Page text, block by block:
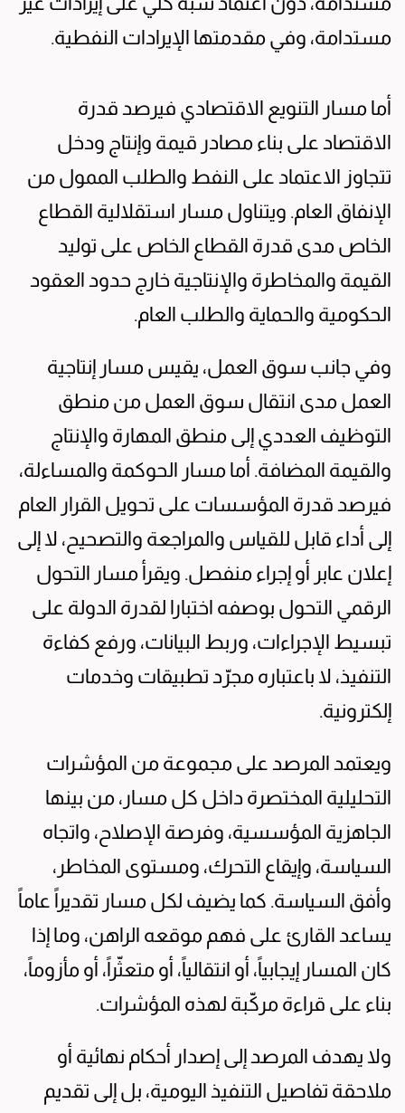
مستدامة، وفي مقدمتها الإيرادات النفطية.
أما مسار التنويع الاقتصادي فيرصد قدرة
الاقتصاد على بناء مصادر قيمة وإنتاج ودخل
تتجاوز الاعتماد على النفط والطلب الممول من
الإنفاق العام. ويتناول مسار استقلالية القطاع
الخاص مدى قدرة القطاع الخاص على توليد
القيمة والمخاطرة والإنتاجية خارج حدود العقود
الحكومية والحماية والطلب العام.
وفي جانب سوق العمل، يقيس مسار إنتاجية
العمل مدى انتقال سوق العمل من منطق
التوظيف العددي إلى منطق المهارة والإنتاج
والقيمة المضافة. أما مسار الحوكمة والمساءلة،
فيرصد قدرة المؤسسات على تحويل القرار العام
إلى أداء قابل للقياس والمراجعة والتصحيح، لا إلى
إعلان عابر أو إجراء منفصل. ويقرأ مسار التحول
الرقمي التحول بوصفه اختبارا لقدرة الدولة على
تبسيط الإجراءات، وربط البيانات، ورفع كفاءة
التنفيذ، لا باعتباره مجرّد تطبيقات وخدمات
إلكترونية.
ويعتمد المرصد على مجموعة من المؤشرات
التحليلية المختصرة داخل كل مسار، من بينها
الجاهزية المؤسسية، وفرصة الإصلاح، واتجاه
السياسة، وإيقاع التحرك، ومستوى المخاطر،
وأفق السياسة. كما يضيف لكل مسار تقديراً عاماً
يساعد القارئ على فهم موقعه الراهن، وما إذا
كان المسار إيجابياً، أو انتقالياً، أو متعثّراً، أو مأزوماً،
بناء على قراءة مركّبة لهذه المؤشرات.
ولا يهدف المرصد إلى إصدار أحكام نهائية أو
ملاحقة تفاصيل التنفيذ اليومية، بل إلى تقديم